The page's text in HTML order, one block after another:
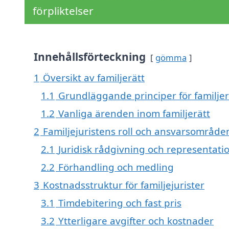
förpliktelser
Innehållsförteckning gömma
1 Översikt av familjerätt
1.1 Grundläggande principer för
1.2 Vanliga ärenden inom familjerätt
2 Familjejuristens roll och
2.1 Juridisk rådgivning och
2.2 Förhandling och medling
3 Kostnadsstruktur för familjejurister
3.1 Timdebitering och fast pris
3.2 Ytterligare avgifter och kostnader